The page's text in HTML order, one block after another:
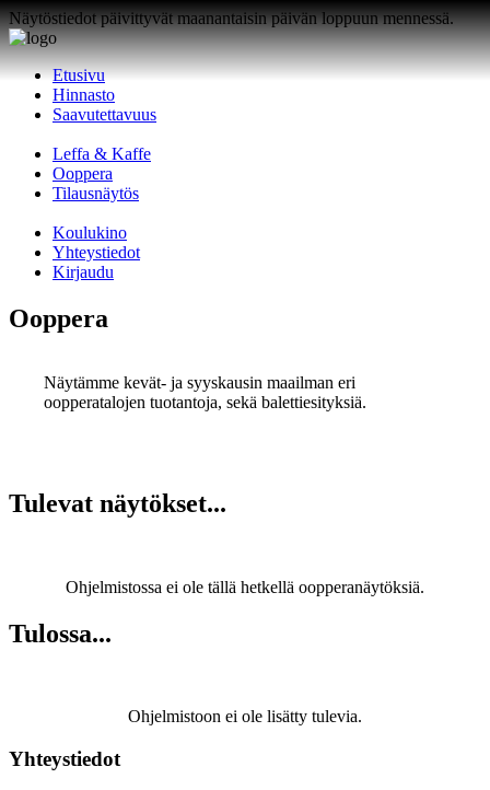
Näytöstiedot päivittyvät maanantaisin päivän loppuun mennessä.
Etusivu
Hinnasto
Saavutettavuus
Leffa & Kaffe
Ooppera
Tilausnäytös
Koulukino
Yhteystiedot
Kirjaudu
Ooppera
Näytämme kevät- ja syyskausin maailman eri
oopperatalojen tuotantoja, sekä balettiesityksiä.
Tulevat näytökset...
Ohjelmistossa ei ole tällä hetkellä oopperanäytöksiä.
Tulossa...
Ohjelmistoon ei ole lisätty tulevia.
Yhteystiedot